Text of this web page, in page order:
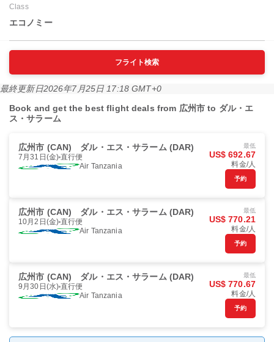
Class
エコノミー
フライト検索
最終更新日2026年7月25日 17:18 GMT+0
Book and get the best flight deals from 広州市 to ダル・エ
ス・サラーム
広州市 (CAN) ダル・エス・サラーム (DAR)
7月31日(金) 直行便
Air Tanzania
最低
US$ 692.67
料金/人
予約
広州市 (CAN) ダル・エス・サラーム (DAR)
10月2日(金) 直行便
Air Tanzania
最低
US$ 770.21
料金/人
予約
広州市 (CAN) ダル・エス・サラーム (DAR)
9月30日(水) 直行便
Air Tanzania
最低
US$ 770.67
料金/人
予約